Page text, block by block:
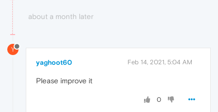
about a month later
Y
yaghoot60 Feb 14, 2021, 5:04 AM
Please improve it
0